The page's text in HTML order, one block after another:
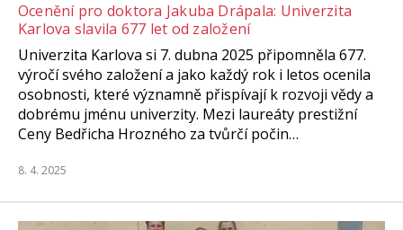
Ocenění pro doktora Jakuba Drápala: Univerzita
Karlova slavila 677 let od založení
Univerzita Karlova si 7. dubna 2025 připomněla 677.
výročí svého založení a jako každý rok i letos ocenila
osobnosti, které významně přispívají k rozvoji vědy a
dobrému jménu univerzity. Mezi laureáty prestižní
Ceny Bedřicha Hrozného za tvůrčí počin…
8. 4. 2025